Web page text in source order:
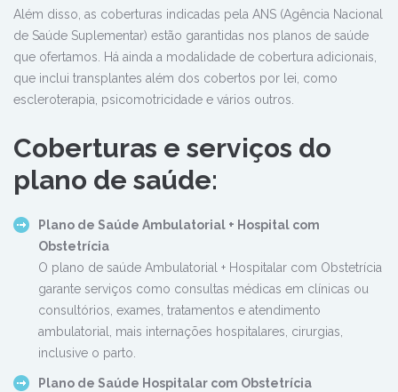
Além disso, as coberturas indicadas pela ANS (Agência Nacional
de Saúde Suplementar) estão garantidas nos planos de saúde
que ofertamos. Há ainda a modalidade de cobertura adicionais,
que inclui transplantes além dos cobertos por lei, como
escleroterapia, psicomotricidade e vários outros.
Coberturas e serviços do
plano de saúde:
Plano de Saúde Ambulatorial + Hospital com
Obstetrícia
O plano de saúde Ambulatorial + Hospitalar com Obstetrícia
garante serviços como consultas médicas em clínicas ou
consultórios, exames, tratamentos e atendimento
ambulatorial, mais internações hospitalares, cirurgias,
inclusive o parto.
Plano de Saúde Hospitalar com Obstetrícia